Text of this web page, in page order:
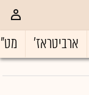
ארביטראז'